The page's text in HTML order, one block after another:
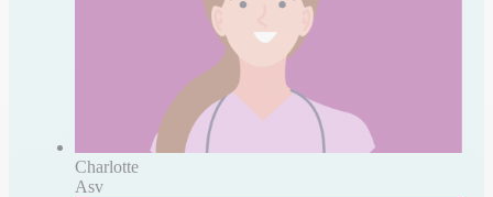
Charlotte
Asv